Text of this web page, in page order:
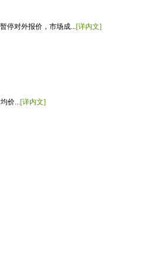
停对外报价，市场成...[详内文]
价... [详内文]